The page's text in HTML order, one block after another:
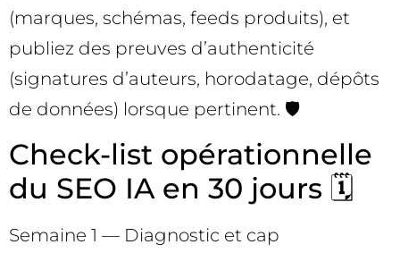
(marques, schémas, feeds produits), et
publiez des preuves d’authenticité
(signatures d’auteurs, horodatage, dépôts
de données) lorsque pertinent. 🛡️
Check-list opérationnelle
du SEO IA en 30 jours 🗓️
Semaine 1 — Diagnostic et cap